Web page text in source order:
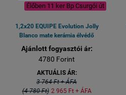
Élőben 11 ker Bp Csurgói út
1,2x20 EQUIPE Evolution Jolly
Blanco mate kerámia élvédő
Ajánlott fogyasztói ár:
4780 Forint
AKTUÁLIS ÁR:
3 764 Ft + ÁFA
(4 780 Ft) 2 965 Ft + ÁFA